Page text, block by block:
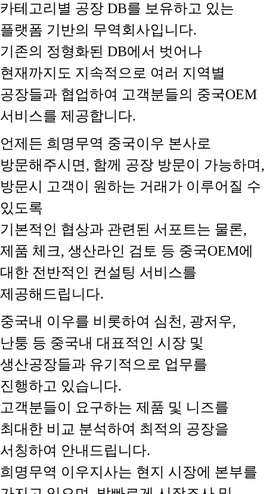
카테고리별 공장 DB를 보유하고 있는
플랫폼 기반의 무역회사입니다.
기존의 정형화된 DB에서 벗어나
현재까지도 지속적으로 여러 지역별
공장들과 협업하여 고객분들의 중국OEM
서비스를 제공합니다.
언제든 희명무역 중국이우 본사로
방문해주시면, 함께 공장 방문이 가능하며,
방문시 고객이 원하는 거래가 이루어질 수
있도록
기본적인 협상과 관련된 서포트는 물론,
제품 체크, 생산라인 검토 등 중국OEM에
대한 전반적인 컨설팅 서비스를
제공해드립니다.
중국내 이우를 비롯하여 심천, 광저우,
난퉁 등 중국내 대표적인 시장 및
생산공장들과 유기적으로 업무를
진행하고 있습니다.
고객분들이 요구하는 제품 및 니즈를
최대한 비교 분석하여 최적의 공장을
서칭하여 안내드립니다.
희명무역 이우지사는 현지 시장에 본부를